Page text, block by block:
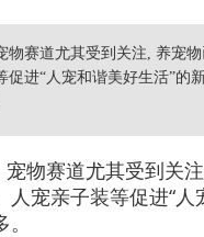
物赛道尤其受到关注, 养宠
促进“人宠和谐美好生活”的
物赛道尤其受到关
宠亲子装等促进“人